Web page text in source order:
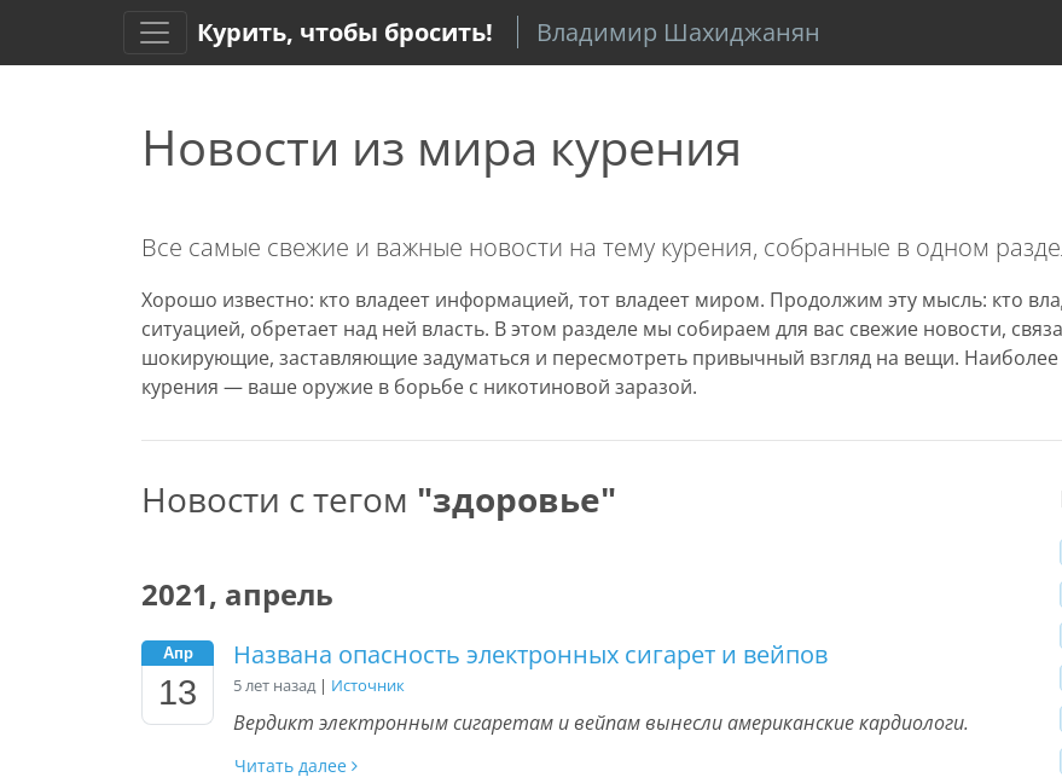
Курить, чтобы бросить! Владимир Шахиджанян
Новости из мира курения
Все самые свежие и важные новости на тему курения, собранные в одном
Хорошо известно: кто владеет информацией, тот владеет миром. Продолжим эту мысль: кто
ситуацией, обретает над ней власть. В этом разделе мы собираем для вас свежие новости,
шокирующие, заставляющие задуматься и пересмотреть привычный взгляд на вещи.
курения — ваше оружие в борьбе с никотиновой заразой.
Новости с тегом "здоровье"
2021, апрель
Апр
13
Названа опасность электронных сигарет и вейпов
5 лет назад | Источник
Вердикт электронным сигаретам и вейпам вынесли американские кардиологи.
Читать далее